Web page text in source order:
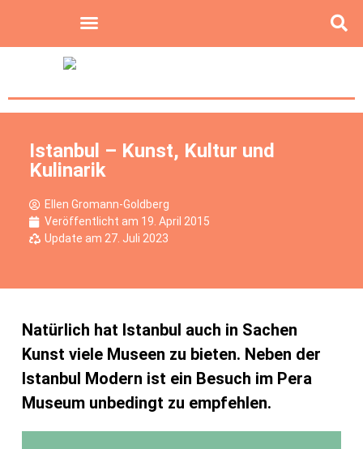
Istanbul – Kunst, Kultur und
Kulinarik
Ellen Gromann-Goldberg
Veröffentlicht am 19. April 2015
Update am 27. Juli 2023
Natürlich hat Istanbul auch in Sachen
Kunst viele Museen zu bieten. Neben der
Istanbul Modern ist ein Besuch im Pera
Museum unbedingt zu empfehlen.